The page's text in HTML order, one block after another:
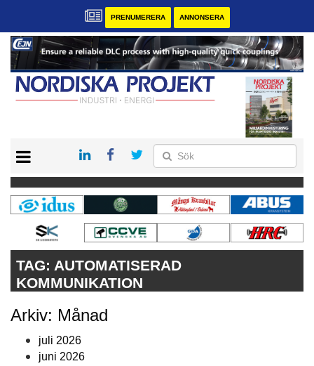
PRENUMERERA ANNONSERA
KONTAKT
VÅRA ANDRA MAGASIN
PRENUMERERA
ANNONSERA
TAG: AUTOMATISERAD
KOMMUNIKATION
Arkiv: Månad
juli 2026
juni 2026